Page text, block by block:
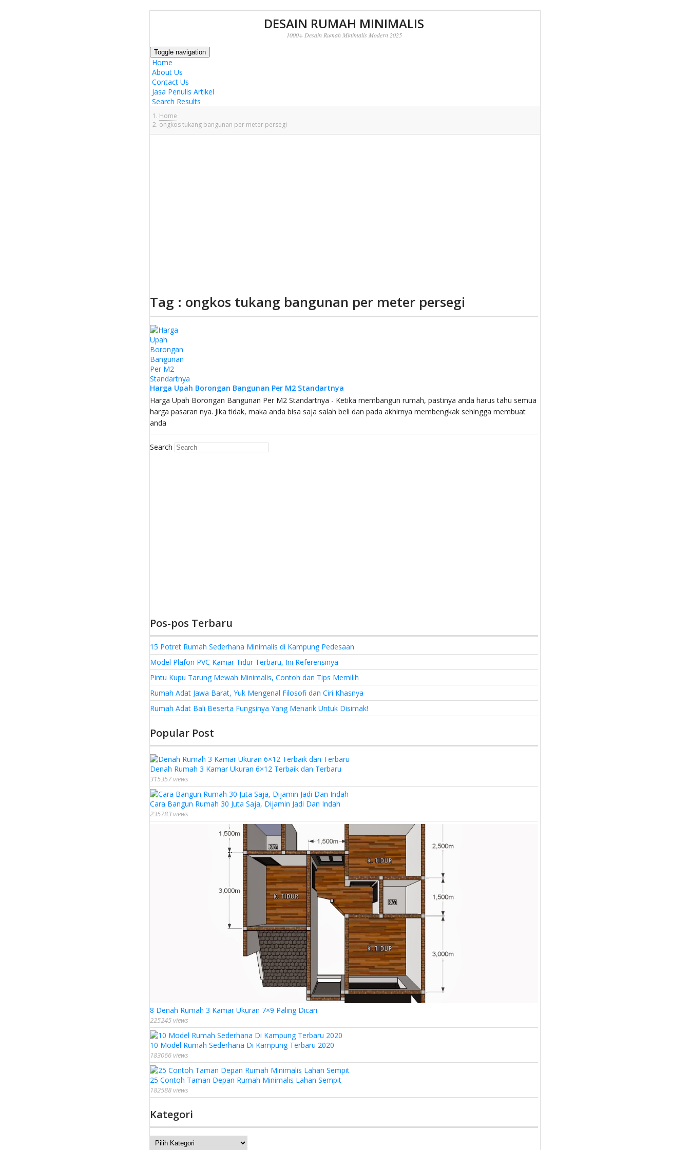
DESAIN RUMAH MINIMALIS
1000+ Desain Rumah Minimalis Modern 2025
Toggle navigation
Home
About Us
Contact Us
Jasa Penulis Artikel
Search Results
Home
ongkos tukang bangunan per meter persegi
Tag : ongkos tukang bangunan per meter persegi
Harga Upah Borongan Bangunan Per M2 Standartnya
Harga Upah Borongan Bangunan Per M2 Standartnya - Ketika membangun rumah, pastinya anda harus tahu semua
harga pasaran nya. Jika tidak, maka anda bisa saja salah beli dan pada akhirnya membengkak sehingga membuat
anda
Search
Pos-pos Terbaru
15 Potret Rumah Sederhana Minimalis di Kampung Pedesaan
Model Plafon PVC Kamar Tidur Terbaru, Ini Referensinya
Pintu Kupu Tarung Mewah Minimalis, Contoh dan Tips Memilih
Rumah Adat Jawa Barat, Yuk Mengenal Filosofi dan Ciri Khasnya
Rumah Adat Bali Beserta Fungsinya Yang Menarik Untuk Disimak!
Popular Post
Denah Rumah 3 Kamar Ukuran 6×12 Terbaik dan Terbaru
315357 views
Cara Bangun Rumah 30 Juta Saja, Dijamin Jadi Dan Indah
235783 views
8 Denah Rumah 3 Kamar Ukuran 7×9 Paling Dicari
225245 views
10 Model Rumah Sederhana Di Kampung Terbaru 2020
183066 views
25 Contoh Taman Depan Rumah Minimalis Lahan Sempit
182588 views
Kategori
Kategori